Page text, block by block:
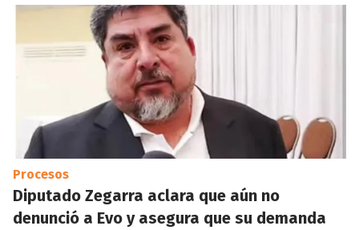
Procesos
Diputado Zegarra aclara que aún no
denunció a Evo y asegura que su demanda